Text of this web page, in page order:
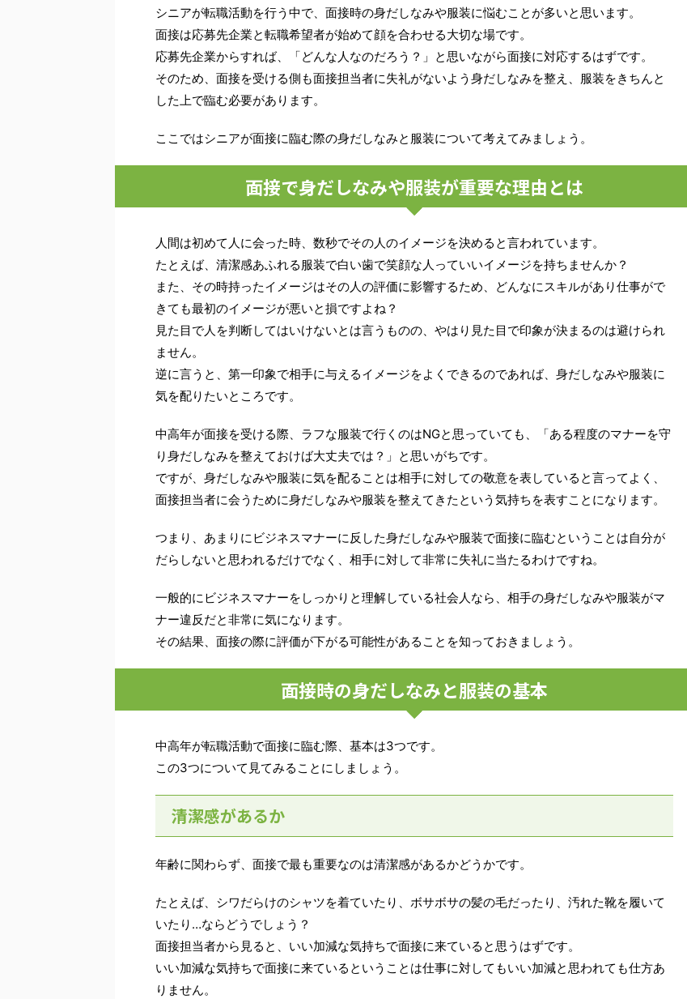
シニアが転職活動を行う中で、面接時の身だしなみや服装に悩むことが多いと思います。
面接は応募先企業と転職希望者が始めて顔を合わせる大切な場です。
応募先企業からすれば、「どんな人なのだろう？」と思いながら面接に対応するはずです。
そのため、面接を受ける側も面接担当者に失礼がないよう身だしなみを整え、服装をきちんと
した上で臨む必要があります。
ここではシニアが面接に臨む際の身だしなみと服装について考えてみましょう。
面接で身だしなみや服装が重要な理由とは
人間は初めて人に会った時、数秒でその人のイメージを決めると言われています。
たとえば、清潔感あふれる服装で白い歯で笑顔な人っていいイメージを持ちませんか？
また、その時持ったイメージはその人の評価に影響するため、どんなにスキルがあり仕事がで
きても最初のイメージが悪いと損ですよね？
見た目で人を判断してはいけないとは言うものの、やはり見た目で印象が決まるのは避けられ
ません。
逆に言うと、第一印象で相手に与えるイメージをよくできるのであれば、身だしなみや服装に
気を配りたいところです。
中高年が面接を受ける際、ラフな服装で行くのはNGと思っていても、「ある程度のマナーを守
り身だしなみを整えておけば大丈夫では？」と思いがちです。
ですが、身だしなみや服装に気を配ることは相手に対しての敬意を表していると言ってよく、
面接担当者に会うために身だしなみや服装を整えてきたという気持ちを表すことになります。
つまり、あまりにビジネスマナーに反した身だしなみや服装で面接に臨むということは自分が
だらしないと思われるだけでなく、相手に対して非常に失礼に当たるわけですね。
一般的にビジネスマナーをしっかりと理解している社会人なら、相手の身だしなみや服装がマ
ナー違反だと非常に気になります。
その結果、面接の際に評価が下がる可能性があることを知っておきましょう。
面接時の身だしなみと服装の基本
中高年が転職活動で面接に臨む際、基本は3つです。
この3つについて見てみることにしましょう。
清潔感があるか
年齢に関わらず、面接で最も重要なのは清潔感があるかどうかです。
たとえば、シワだらけのシャツを着ていたり、ボサボサの髪の毛だったり、汚れた靴を履いて
いたり…ならどうでしょう？
面接担当者から見ると、いい加減な気持ちで面接に来ていると思うはずです。
いい加減な気持ちで面接に来ているということは仕事に対してもいい加減と思われても仕方あ
りません。